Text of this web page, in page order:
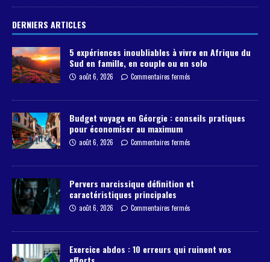
DERNIERS ARTICLES
5 expériences inoubliables à vivre en Afrique du
Sud en famille, en couple ou en solo
août 6, 2026 Commentaires fermés
Budget voyage en Géorgie : conseils pratiques
pour économiser au maximum
août 6, 2026 Commentaires fermés
Pervers narcissique définition et
caractéristiques principales
août 6, 2026 Commentaires fermés
Exercice abdos : 10 erreurs qui ruinent vos